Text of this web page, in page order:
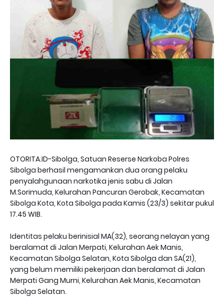
OTORITA.ID-Sibolga, Satuan Reserse Narkoba Polres
Sibolga berhasil mengamankan dua orang pelaku
penyalahgunaan narkotika jenis sabu di Jalan
M.Sorimuda, Kelurahan Pancuran Gerobak, Kecamatan
Sibolga Kota, Kota Sibolga pada Kamis (23/3) sekitar pukul
17.45 WIB.
Identitas pelaku berinisial MA(32), seorang nelayan yang
beralamat di Jalan Merpati, Kelurahan Aek Manis,
Kecamatan Sibolga Selatan, Kota Sibolga dan SA(21),
yang belum memiliki pekerjaan dan beralamat di Jalan
Merpati Gang Murni, Kelurahan Aek Manis, Kecamatan
Sibolga Selatan.